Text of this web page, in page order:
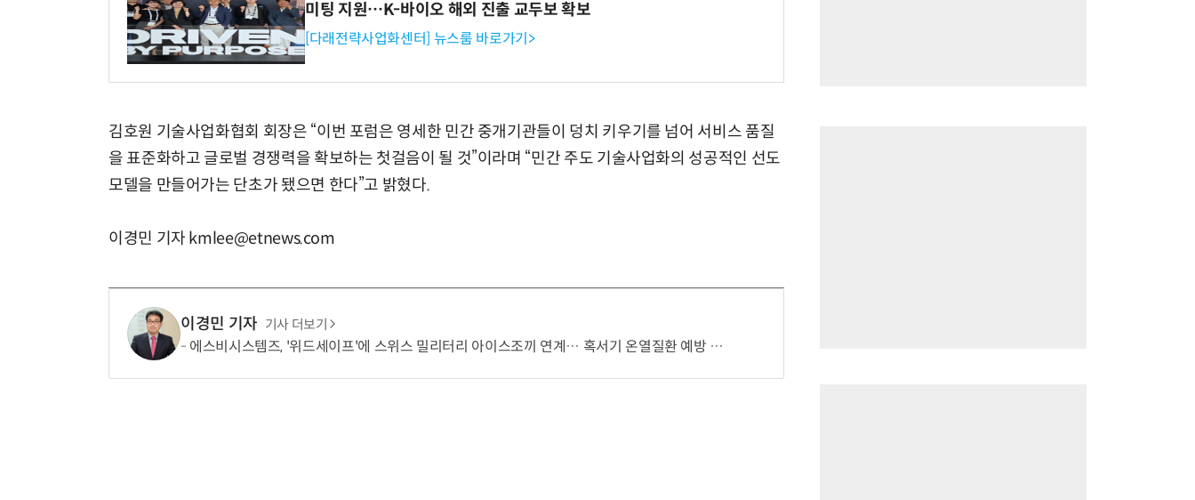
미팅 지원…K-바이오 해외 진출 교두보 확보
[다래전략사업화센터] 뉴스룸 바로가기>
김호원 기술사업화협회 회장은 “이번 포럼은 영세한 민간 중개기관들이 덩치 키우기를 넘어 서비스 품질
을 표준화하고 글로벌 경쟁력을 확보하는 첫걸음이 될 것”이라며 “민간 주도 기술사업화의 성공적인 선도
모델을 만들어가는 단초가 됐으면 한다”고 밝혔다.
이경민 기자 kmlee@etnews.com
이경민 기자 기사 더보기
에스비시스템즈, '위드세이프'에 스위스 밀리터리 아이스조끼 연계… 혹서기 온열질환 예방 강화